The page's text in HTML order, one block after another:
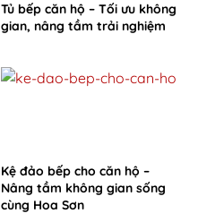
Tủ bếp căn hộ – Tối ưu không
gian, nâng tầm trải nghiệm
Kệ đảo bếp cho căn hộ –
Nâng tầm không gian sống
cùng Hoa Sơn